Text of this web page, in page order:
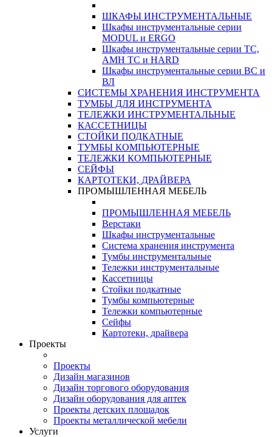
ШКАФЫ ИНСТРУМЕНТАЛЬНЫЕ
Шкафы инструментальные серии
MODUL и ERGO
Шкафы инструментальные серии ТС,
АМН ТС и HARD
Шкафы инструментальные серии ВС и
ВЛ
СИСТЕМЫ ХРАНЕНИЯ ИНСТРУМЕНТА
ТУМБЫ ДЛЯ ИНСТРУМЕНТА
ТЕЛЕЖКИ ИНСТРУМЕНТАЛЬНЫЕ
КАССЕТНИЦЫ
СТОЙКИ ПОДКАТНЫЕ
ТУМБЫ КОМПЬЮТЕРНЫЕ
ТЕЛЕЖКИ КОМПЬЮТЕРНЫЕ
СЕЙФЫ
КАРТОТЕКИ, ДРАЙВЕРА
ПРОМЫШЛЕННАЯ МЕБЕЛЬ
ПРОМЫШЛЕННАЯ МЕБЕЛЬ
Верстаки
Шкафы инструментальные
Система хранения инструмента
Тумбы инструментальные
Тележки инструментальные
Кассетницы
Стойки подкатные
Тумбы компьютерные
Тележки компьютерные
Сейфы
Картотеки, драйвера
Проекты
Проекты
Дизайн магазинов
Дизайн торгового оборудования
Дизайн оборудования для аптек
Проекты детских площадок
Проекты металлической мебели
Услуги